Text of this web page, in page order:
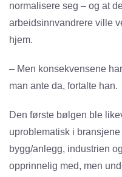
normalisere seg – og at
arbeidsinnvandrere ville
hjem.
– Men konsekvensene
man ante da, fortalte han.
Den første bølgen ble
uproblematisk i
bygg/anlegg, industrien
opprinnelig med, men